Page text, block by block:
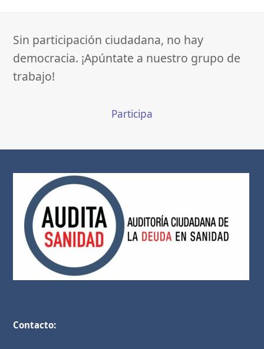
Sin participación ciudadana, no hay
democracia. ¡Apúntate a nuestro grupo de
trabajo!
Participa
Contacto: